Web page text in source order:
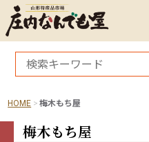
HOME 梅木もち屋
梅木もち屋